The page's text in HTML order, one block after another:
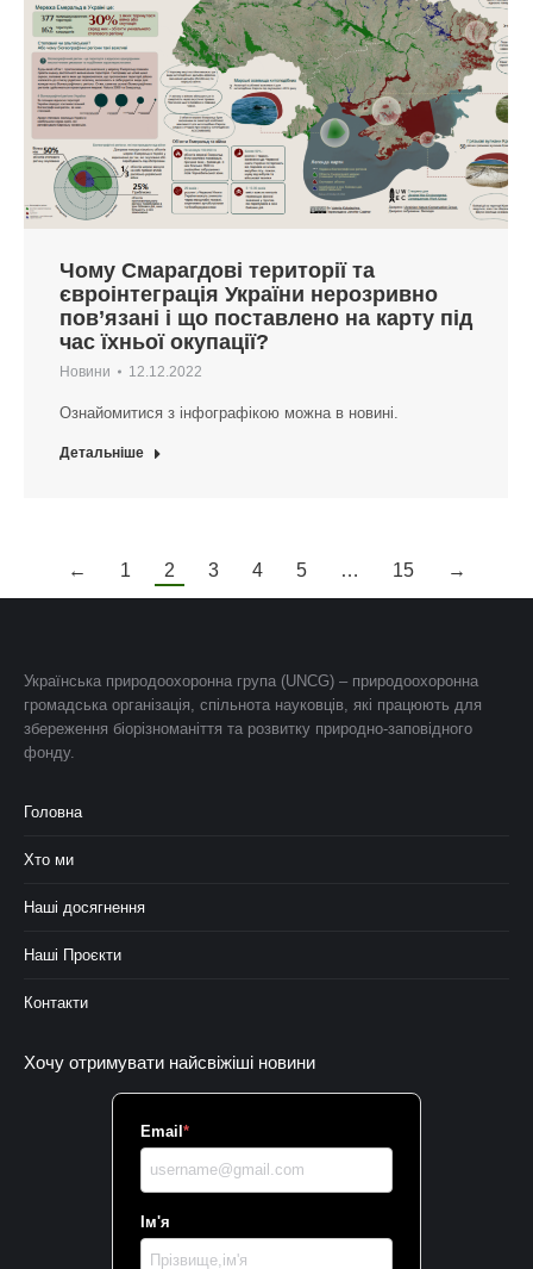
Чому Смарагдові території та
євроінтеграція України нерозривно
пов’язані і що поставлено на карту під
час їхньої окупації?
Новини 12.12.2022
Ознайомитися з інфографікою можна в новині.
Детальніше
← 1 2 3 4 5 … 15 →
Українська природоохоронна група (UNCG) – природоохоронна
громадська організація, спільнота науковців, які працюють для
збереження біорізноманіття та розвитку природно-заповідного
фонду.
Головна
Хто ми
Наші досягнення
Наші Проєкти
Контакти
Хочу отримувати найсвіжіші новини
Email *
Ім'я